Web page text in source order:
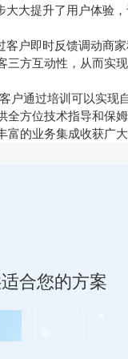
大提升了用户体验，
即时反馈调动商家
三方互动性，从而实
通过培训可以实现
全方位技术指导和保
富的业务集成收获广
合您的方案